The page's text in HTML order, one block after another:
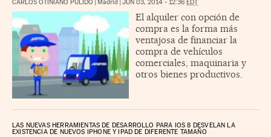
CARLOS OTINIANO PULIDO Madrid JUN 03, 2014 - 12:36 EDT
El alquiler con opción de
compra es la forma más
ventajosa de financiar la
compra de vehículos
comerciales, maquinaria y
otros bienes productivos.
LAS NUEVAS HERRAMIENTAS DE DESARROLLO PARA IOS 8 DESVELAN LA
EXISTENCIA DE NUEVOS IPHONE Y IPAD DE DIFERENTE TAMAÑO